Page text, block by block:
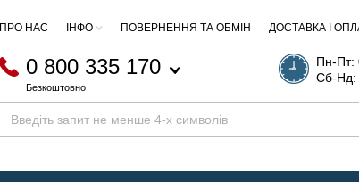
ПРО НАС ІНФО ПОВЕРНЕННЯ ТА ОБМІН ДОСТАВКА І
0 800 335 170
Безкоштовно
Пн-Пт:
Сб-Нд: